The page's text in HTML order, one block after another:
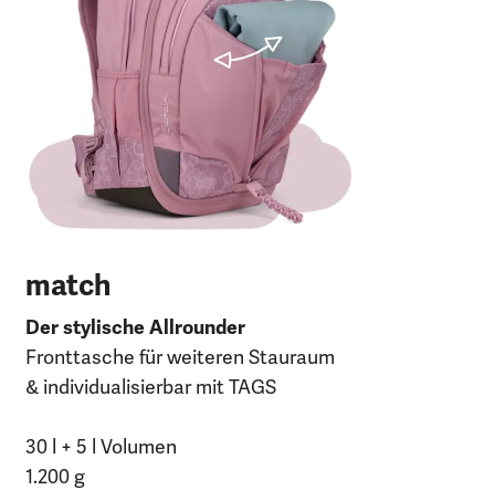
match
Der stylische Allrounder
Fronttasche für weiteren Stauraum
& individualisierbar mit TAGS
30 l + 5 l Volumen
1.200 g